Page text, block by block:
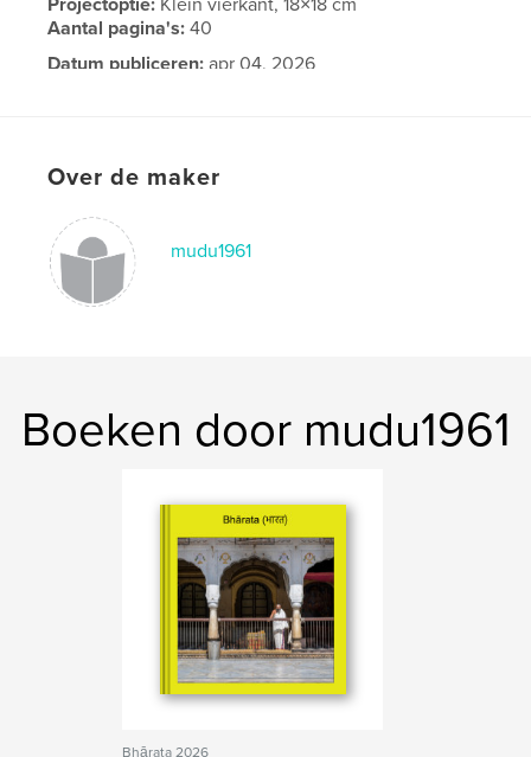
Projectoptie: Klein vierkant, 18×18 cm
Aantal pagina's:40
Datum publiceren: apr 04, 2026
Over de maker
mudu1961
Boeken door mudu1961
Bhārata 2026